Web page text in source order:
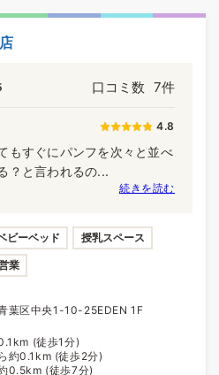
口コミ数 7件
4.8
もすぐにパンフを次々と並べ
？と言われるの...
続きを読む
ビーベッド 授乳スペース
業
葉区中央1-10-25EDEN 1F
(徒歩1分)
約0.1km (徒歩2分)
0.5km (徒歩7分)